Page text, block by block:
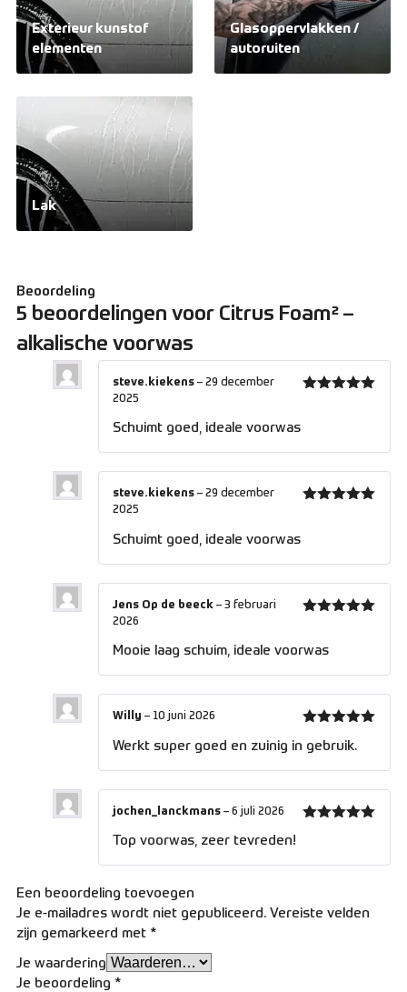
Exterieur kunstof
elementen
Glasoppervlakken /
autoruiten
Lak
Beoordeling
5 beoordelingen voor Citrus Foam² –
alkalische voorwas
steve.kiekens– 29 december
2025
Schuimt goed, ideale voorwas
steve.kiekens– 29 december
2025
Schuimt goed, ideale voorwas
Jens Op de beeck– 3 februari
2026
Mooie laag schuim, ideale voorwas
5uit 5
Willy– 10 juni 2026
Werkt super goed en zuinig in gebruik.
jochen_lanckmans– 6 juli 2026
Top voorwas, zeer tevreden!
Een beoordeling toevoegen
Je e-mailadres wordt niet gepubliceerd. Vereiste velden
zijn gemarkeerd met *
Je waardering
Je beoordeling *